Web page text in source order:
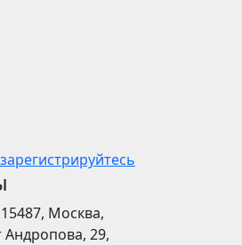
Москва,
Андропова, 29,